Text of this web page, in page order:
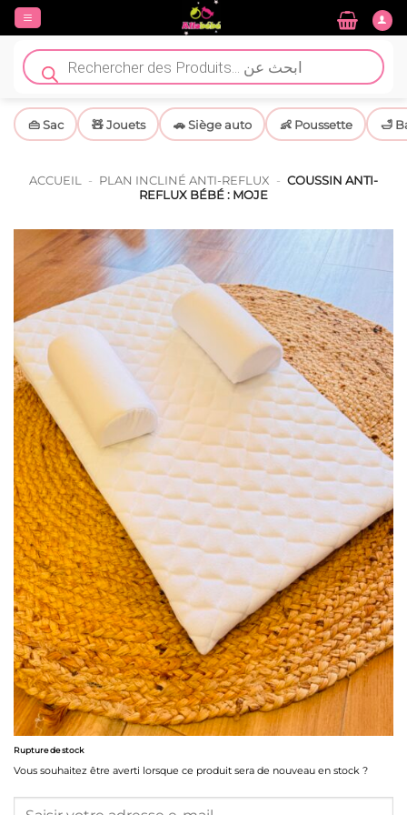
Passer
contenu
Recherche
de
produits
👜 Sac 🧸 Jouets 🚗 Siège auto 👶 Poussette 🛁
ACCUEIL - PLAN INCLINÉ ANTI-REFLUX - COUSSIN ANTI-
REFLUX BÉBÉ : MOJE
Rupture de stock
Vous souhaitez être averti lorsque ce produit sera de nouveau en stock ?